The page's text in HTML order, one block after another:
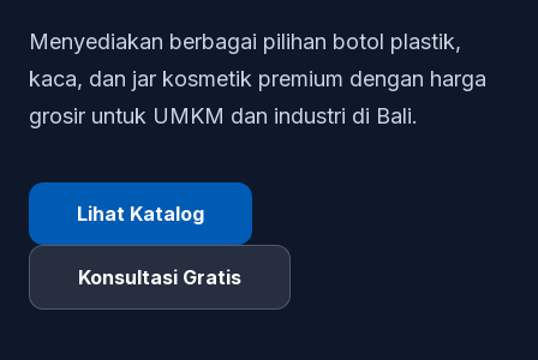
Menyediakan berbagai pilihan botol plastik,
kaca, dan jar kosmetik premium dengan harga
grosir untuk UMKM dan industri di Bali.
Lihat Katalog
Konsultasi Gratis